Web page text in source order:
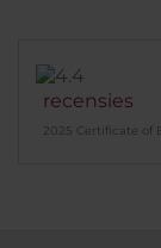
recensies
2025 Certificate of